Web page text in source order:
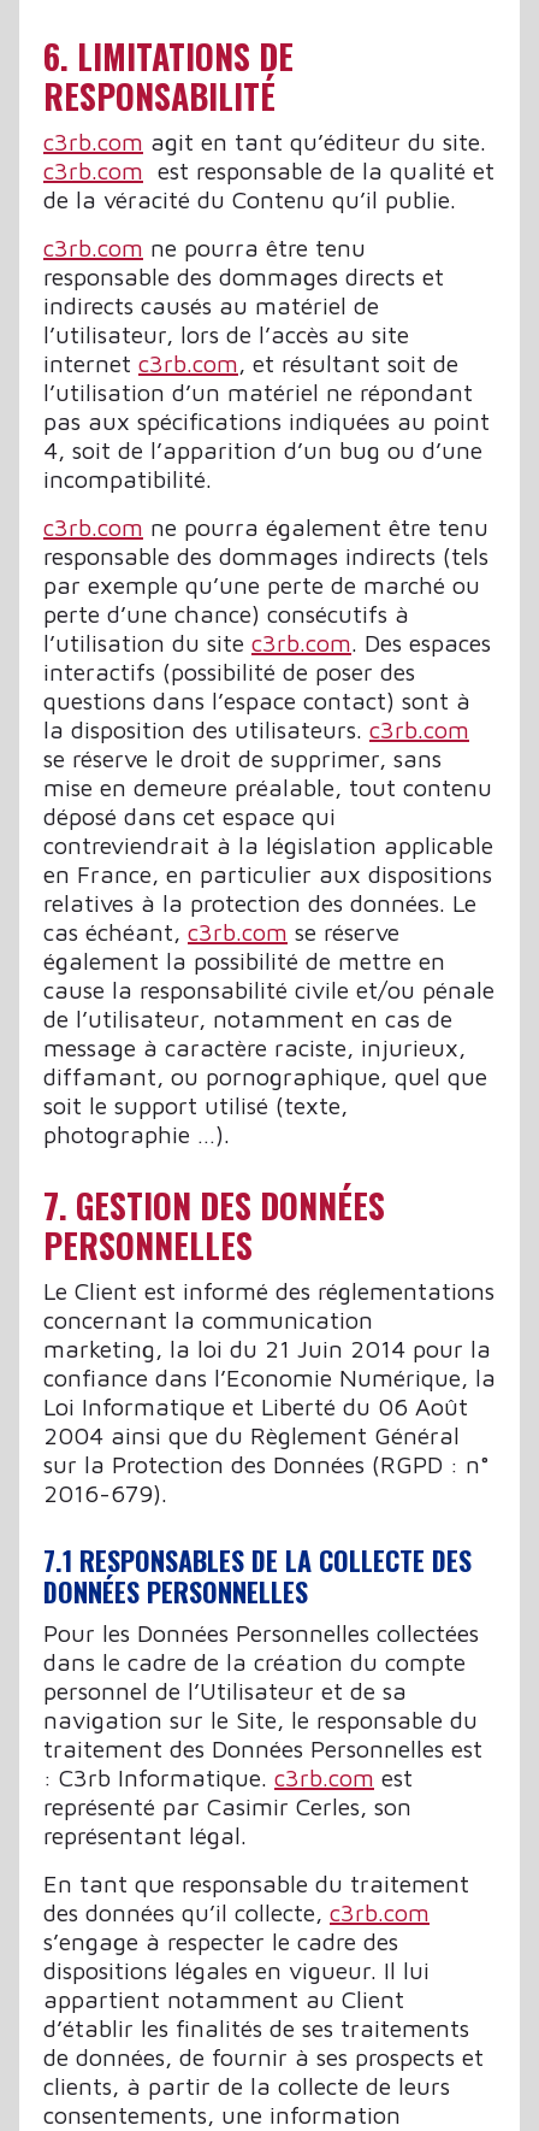
6. LIMITATIONS DE
RESPONSABILITÉ
c3rb.com agit en tant qu’éditeur du site.
c3rb.com est responsable de la qualité et
de la véracité du Contenu qu’il publie.
c3rb.com ne pourra être tenu
responsable des dommages directs et
indirects causés au matériel de
l’utilisateur, lors de l’accès au site
internet c3rb.com, et résultant soit de
l’utilisation d’un matériel ne répondant
pas aux spécifications indiquées au point
4, soit de l’apparition d’un bug ou d’une
incompatibilité.
c3rb.com ne pourra également être tenu
responsable des dommages indirects (tels
par exemple qu’une perte de marché ou
perte d’une chance) consécutifs à
l’utilisation du site c3rb.com. Des espaces
interactifs (possibilité de poser des
questions dans l’espace contact) sont à
la disposition des utilisateurs. c3rb.com
se réserve le droit de supprimer, sans
mise en demeure préalable, tout contenu
déposé dans cet espace qui
contreviendrait à la législation applicable
en France, en particulier aux dispositions
relatives à la protection des données. Le
cas échéant, c3rb.com se réserve
également la possibilité de mettre en
cause la responsabilité civile et/ou pénale
de l’utilisateur, notamment en cas de
message à caractère raciste, injurieux,
diffamant, ou pornographique, quel que
soit le support utilisé (texte,
photographie …).
7. GESTION DES DONNÉES
PERSONNELLES
Le Client est informé des réglementations
concernant la communication
marketing, la loi du 21 Juin 2014 pour la
confiance dans l’Economie Numérique, la
Loi Informatique et Liberté du 06 Août
2004 ainsi que du Règlement Général
sur la Protection des Données (RGPD : n°
2016-679).
7.1 RESPONSABLES DE LA COLLECTE DES
DONNÉES PERSONNELLES
Pour les Données Personnelles collectées
dans le cadre de la création du compte
personnel de l’Utilisateur et de sa
navigation sur le Site, le responsable du
traitement des Données Personnelles est
: C3rb Informatique. c3rb.com est
représenté par Casimir Cerles, son
représentant légal.
En tant que responsable du traitement
des données qu’il collecte, c3rb.com
s’engage à respecter le cadre des
dispositions légales en vigueur. Il lui
appartient notamment au Client
d’établir les finalités de ses traitements
de données, de fournir à ses prospects et
clients, à partir de la collecte de leurs
consentements, une information